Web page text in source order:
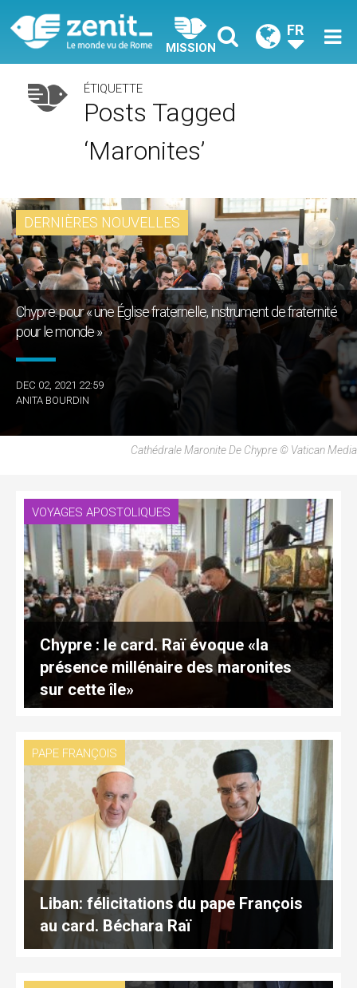
MISSION
FR
ÉTIQUETTE
Posts Tagged
‘maronites’
DERNIÈRES NOUVELLES
Chypre: pour « une Église fraternelle, instrument de fraternité
pour le monde »
DEC 02, 2021 22:59
ANITA BOURDIN
Cathédrale Maronite De Chypre © Vatican Media
VOYAGES APOSTOLIQUES
Chypre : le card. Raï évoque «la
présence millénaire des maronites
sur cette île»
PAPE FRANÇOIS
Liban: félicitations du pape François
au card. Béchara Raï